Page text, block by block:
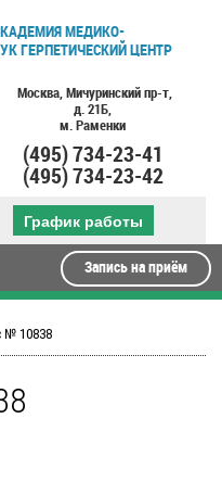
Москва, Мичуринский пр-т,
д. 21Б,
м. Раменки
(495)734-23-41
(495)734-23-42
График работы
Запись на приём
№ 10838